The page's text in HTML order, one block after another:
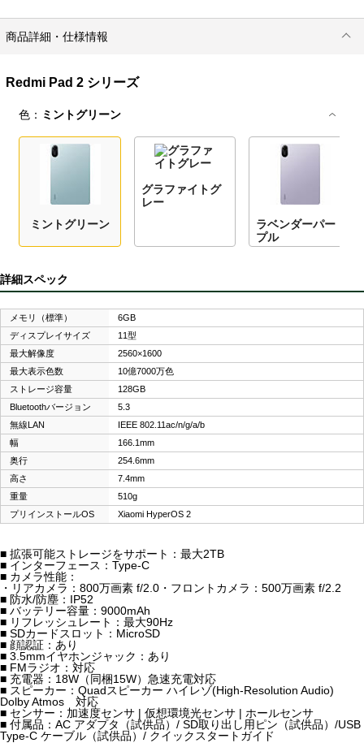
商品詳細・仕様情報
Redmi Pad 2 シリーズ
色： ミントグリーン
ミントグリーン
グラファイトグ
レー
ラベンダーパー
プル
詳細スペック
メモリ（標準）
6GB
ディスプレイサイズ
11型
最大解像度
2560×1600
最大表示色数
10億7000万色
ストレージ容量
128GB
Bluetoothバージョン
5.3
無線LAN
IEEE 802.11ac/n/g/a/b
幅
166.1mm
奥行
254.6mm
高さ
7.4mm
重量
510g
プリインストールOS
Xiaomi HyperOS 2
■ 拡張可能ストレージをサポート：最大2TB
■ インターフェース：Type-C
■ カメラ性能：
・リアカメラ：800万画素 f/2.0・フロントカメラ：500万画素 f/2.2
■ 防水/防塵：IP52
■ バッテリー容量：9000mAh
■ リフレッシュレート：最大90Hz
■ SDカードスロット：MicroSD
■ 顔認証：あり
■ 3.5mmイヤホンジャック：あり
■ FMラジオ：対応
■ 充電器：18W（同梱15W）急速充電対応
■ スピーカー：Quadスピーカー ハイレゾ(High-Resolution Audio)
Dolby Atmos 対応
■ センサー：加速度センサ | 仮想環境光センサ | ホールセンサ
■ 付属品：AC アダプタ（試供品）/ SD取り出し用ピン（試供品）/USB
Type-C ケーブル（試供品）/ クイックスタートガイド